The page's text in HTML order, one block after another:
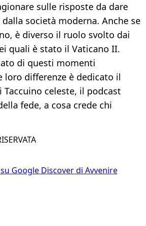
sulle risposte da dare
società moderna. Anche se
è diverso il ruolo svolto dai
quali è stato il Vaticano II.
di questi momenti
loro differenze è dedicato il
celeste, il podcast
fede, a cosa crede chi
Google Discover di Avvenire